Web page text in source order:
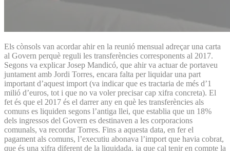
Els cònsols van acordar ahir en la reunió mensual adreçar una carta
al Govern perquè reguli les transferències corresponents al 2017.
Segons va explicar Josep Mandicó, que ahir va actuar de portaveu
juntament amb Jordi Torres, encara falta per liquidar una part
important d’aquest import (va indicar que es tractaria de més d’1
milió d’euros, tot i que no va voler precisar cap xifra concreta). El
fet és que el 2017 és el darrer any en què les transferències als
comuns es liquiden segons l’antiga llei, que establia que un 18%
dels ingressos del Govern es destinaven a les corporacions
comunals, va recordar Torres. Fins a aquesta data, en fer el
pagament als comuns, l’executiu abonava l’import que havia cobrat,
que és una xifra diferent de la liquidada, ja que cal tenir en compte la